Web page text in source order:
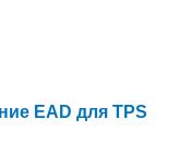
EAD для TPS